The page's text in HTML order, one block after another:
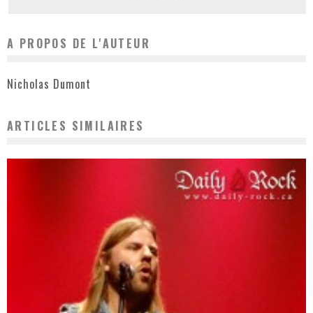
A PROPOS DE L'AUTEUR
Nicholas Dumont
ARTICLES SIMILAIRES